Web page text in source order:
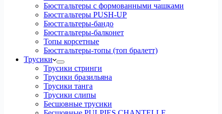
Бюстгальтеры с формованными чашками
Бюстгальтеры PUSH-UP
Бюстгальтеры-бандо
Бюстгальтеры-балконет
Топы корсетные
Бюстгальтеры-топы (топ бралетт)
Трусики
Трусики стринги
Трусики бразильяна
Трусики танга
Трусики слипы
Бесшовные трусики